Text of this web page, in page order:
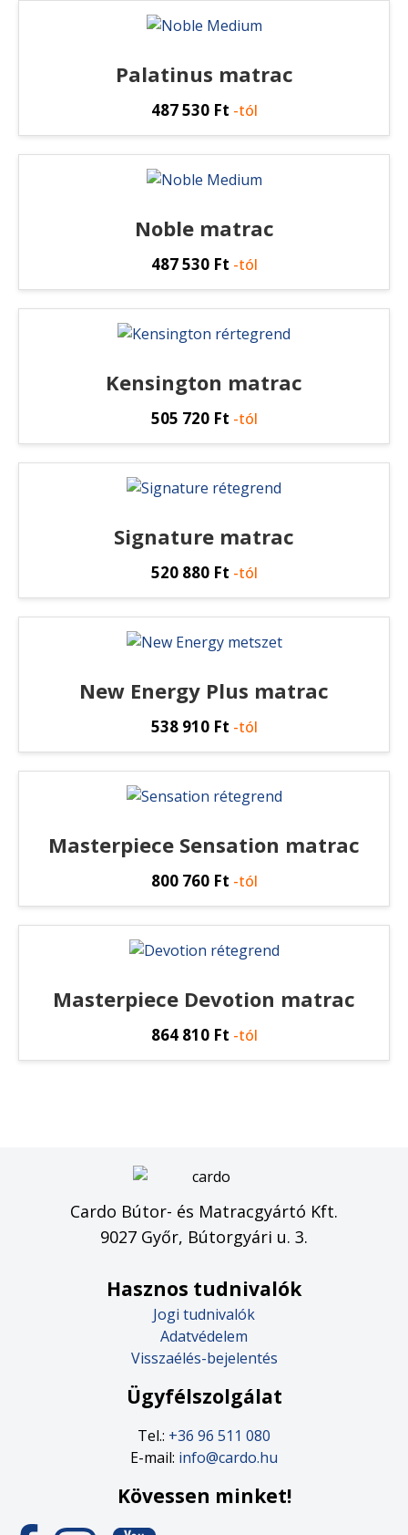
Palatinus matrac
487 530 Ft -tól
Noble matrac
487 530 Ft -tól
Kensington matrac
505 720 Ft -tól
Signature matrac
520 880 Ft -tól
New Energy Plus matrac
538 910 Ft -tól
Masterpiece Sensation matrac
800 760 Ft -tól
Masterpiece Devotion matrac
864 810 Ft -tól
Cardo Bútor- és Matracgyártó Kft.
9027 Győr, Bútorgyári u. 3.
Hasznos tudnivalók
Jogi tudnivalók
Adatvédelem
Visszaélés-bejelentés
Ügyfélszolgálat
Tel.: +36 96 511 080
E-mail: info@cardo.hu
Kövessen minket!